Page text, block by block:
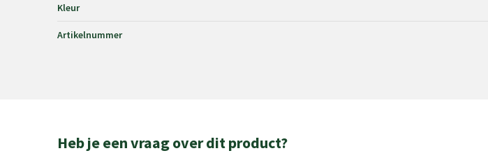
Kleur
Artikelnummer
Heb je een vraag over dit product?